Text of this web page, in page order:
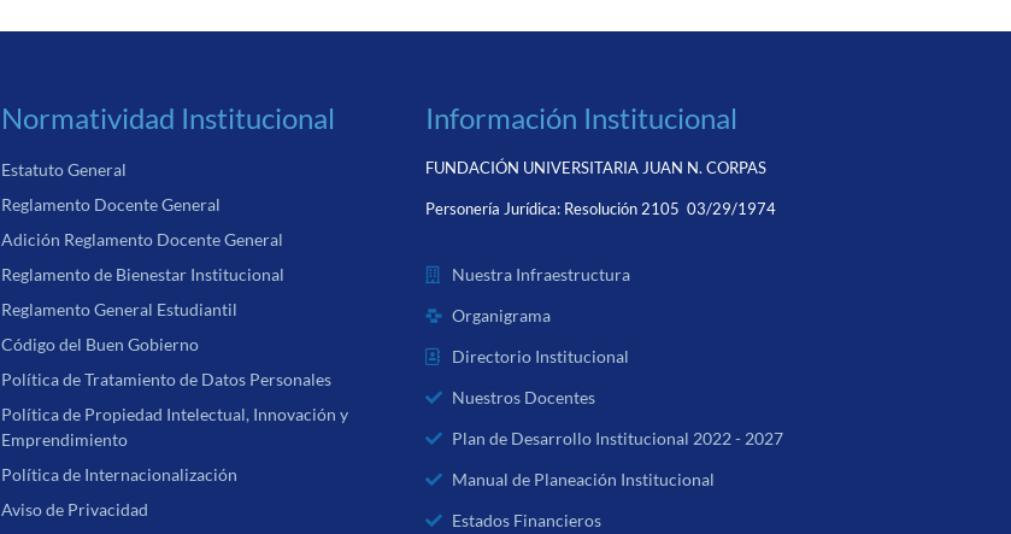
Normatividad Institucional
Estatuto General
Reglamento Docente General
Adición Reglamento Docente General
Reglamento de Bienestar Institucional
Reglamento General Estudiantil
Código del Buen Gobierno
Política de Tratamiento de Datos Personales
Política de Propiedad Intelectual, Innovación y
Emprendimiento
Política de Internacionalización
Aviso de Privacidad
Información Institucional
FUNDACIÓN UNIVERSITARIA JUAN N. CORPAS
Personería Jurídica: Resolución 2105 03/29/1974
Nuestra Infraestructura
Organigrama
Directorio Institucional
Nuestros Docentes
Plan de Desarrollo Institucional 2022 - 2027
Manual de Planeación Institucional
Estados Financieros